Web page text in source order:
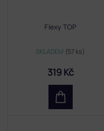
Flexy TOP
SKLADEM (57 ks)
319 Kč